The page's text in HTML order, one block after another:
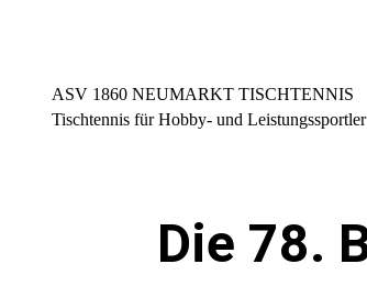
ASV 1860 NEUMARKT TISCHTENNIS
Tischtennis für Hobby- und Leistungssportler
Die 78.